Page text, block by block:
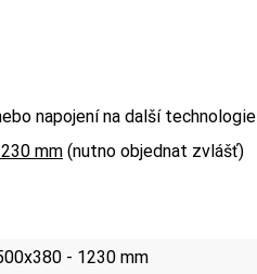
napojení na další technologie
mm (nutno objednat zvlášť)
- 1230 mm